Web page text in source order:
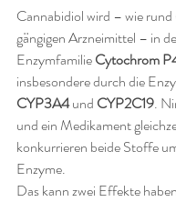
Cannabidiol wird – wie
gängigen Arzneimittel – in
Enzymfamilie Cytochrom
insbesondere durch die
CYP3A4 und CYP2C19.
und ein Medikament
konkurrieren beide Stoffe
Enzyme.
Das kann zwei Effekte